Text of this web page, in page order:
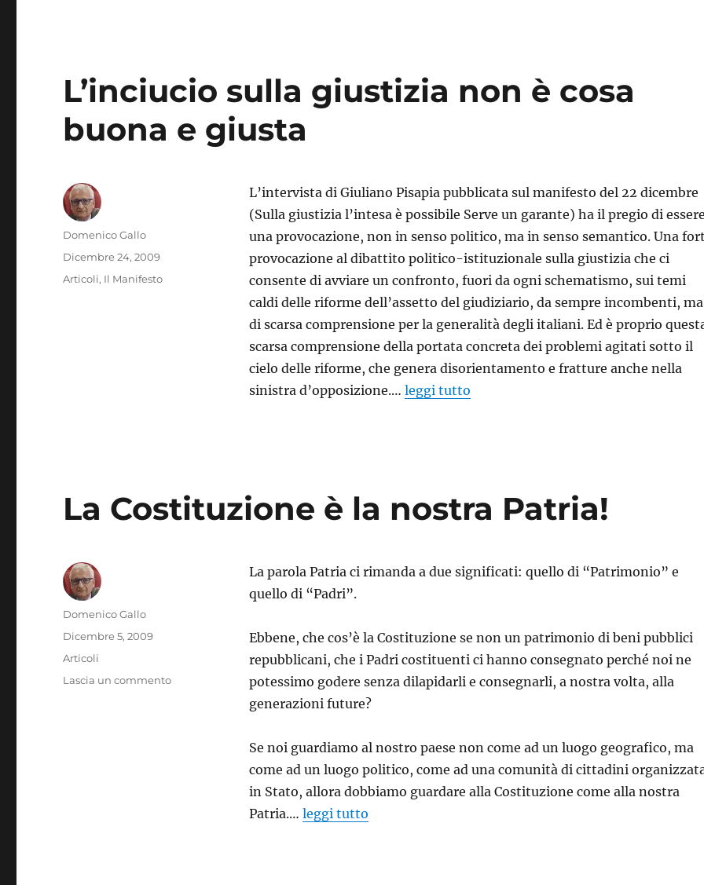
L’inciucio sulla giustizia non è cosa
buona e giusta
L’intervista di Giuliano Pisapia pubblicata sul manifesto del 22 dicembre
(Sulla giustizia l’intesa è possibile Serve un garante) ha il pregio di
una provocazione, non in senso politico, ma in senso semantico. Una
provocazione al dibattito politico-istituzionale sulla giustizia che ci
consente di avviare un confronto, fuori da ogni schematismo, sui temi
caldi delle riforme dell’assetto del giudiziario, da sempre incombenti, ma
di scarsa comprensione per la generalità degli italiani. Ed è proprio
scarsa comprensione della portata concreta dei problemi agitati sotto il
cielo delle riforme, che genera disorientamento e fratture anche nella
sinistra d’opposizione.… leggi tutto
Autore
Domenico Gallo
Pubblicato
Dicembre 24, 2009
Categorie
Articoli, Il Manifesto
La Costituzione è la nostra Patria!
La parola Patria ci rimanda a due significati: quello di “Patrimonio” e
quello di “Padri”.
Ebbene, che cos’è la Costituzione se non un patrimonio di beni pubblici
repubblicani, che i Padri costituenti ci hanno consegnato perché noi ne
potessimo godere senza dilapidarli e consegnarli, a nostra volta, alla
generazioni future?
Se noi guardiamo al nostro paese non come ad un luogo geografico, ma
come ad un luogo politico, come ad una comunità di cittadini
in Stato, allora dobbiamo guardare alla Costituzione come alla nostra
Patria.… leggi tutto
Autore
Domenico Gallo
Pubblicato
Dicembre 5, 2009
Categorie
Articoli
Lascia un commentosu